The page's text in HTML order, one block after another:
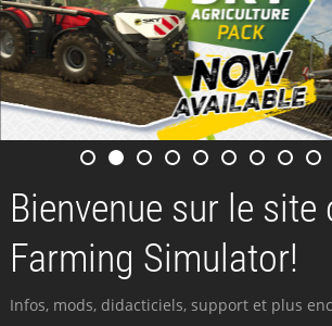
Bienvenue sur le
Farming Simulator!
Infos, mods, didacticiels, support et plus